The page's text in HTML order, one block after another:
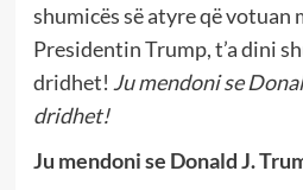
shumicës së atyre që votuan
Presidentin Trump, t’a dini
dridhet! Ju mendoni se
dridhet!
Ju mendoni se Donald J.